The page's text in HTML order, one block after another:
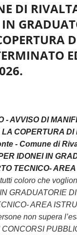
- AVVISO DI
COPERTURA
- Comune di
IDONEI IN
TECNICO-
coloro che
GRADUATORIE
AREA
non supera